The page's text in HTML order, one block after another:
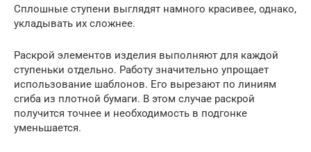
Сплошные ступени выглядят намного красивее, однако,
укладывать их сложнее.
Раскрой элементов изделия выполняют для каждой
ступеньки отдельно. Работу значительно упрощает
использование шаблонов. Его вырезают по линиям
сгиба из плотной бумаги. В этом случае раскрой
получится точнее и необходимость в подгонке
уменьшается.